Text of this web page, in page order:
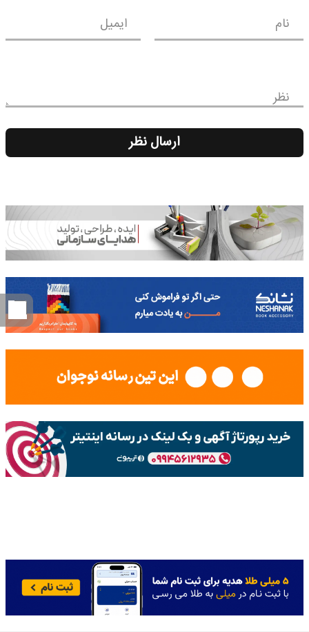
نام ایمیل
نظر
ارسال نظر